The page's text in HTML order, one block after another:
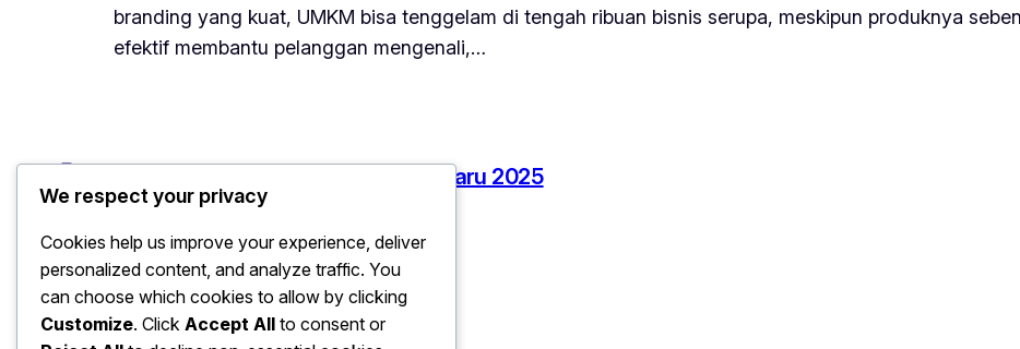
branding yang kuat, UMKM bisa tenggelam di tengah ribuan bisnis serupa, meskipun produknya
efektif membantu pelanggan mengenali,…
Ekonomi: Peluang Bisnis UMKM Terbaru 2025
We respect your privacy
Cookies help us improve your experience, deliver
personalized content, and analyze traffic. You
can choose which cookies to allow by clicking
Customize. Click Accept All to consent or